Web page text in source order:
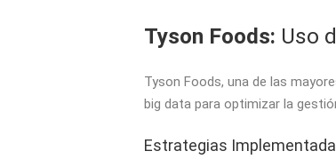
Tyson Foods: Uso
Tyson Foods, una de las
big data para optimizar la
Estrategias